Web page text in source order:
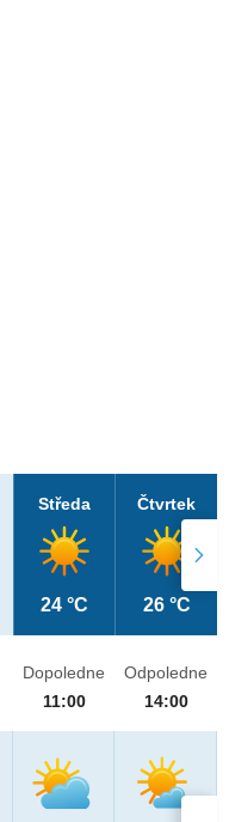
Středa
24 °C
Čtvrtek
26 °C
Dopoledne
11:00
Odpoledne
14:00